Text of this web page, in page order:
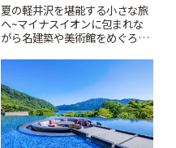
夏の軽井沢を堪能する小さな旅
へ~マイナスイオンに包まれな
がら名建築や美術館をめぐろう